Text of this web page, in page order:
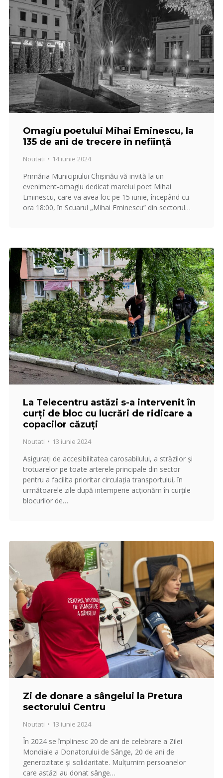
Omagiu poetului Mihai Eminescu, la
135 de ani de trecere în neființă
Noutati 14 iunie 2024
Primăria Municipiului Chișinău vă invită la un
eveniment-omagiu dedicat marelui poet Mihai
Eminescu, care va avea loc pe 15 iunie, începând cu
ora 18:00, în Scuarul „Mihai Eminescu” din sectorul…
La Telecentru astăzi s-a intervenit în
curți de bloc cu lucrări de ridicare a
copacilor căzuți
Noutati 13 iunie 2024
Asigurați de accesibilitatea carosabilului, a străzilor și
trotuarelor pe toate arterele principale din sector
pentru a facilita prioritar circulația transportului, în
următoarele zile după intemperie acționăm în curțile
blocurilor de…
Zi de donare a sângelui la Pretura
sectorului Centru
Noutati 13 iunie 2024
În 2024 se împlinesc 20 de ani de celebrare a Zilei
Mondiale a Donatorului de Sânge, 20 de ani de
generozitate și solidaritate. Mulțumim persoanelor
care astăzi au donat sânge…